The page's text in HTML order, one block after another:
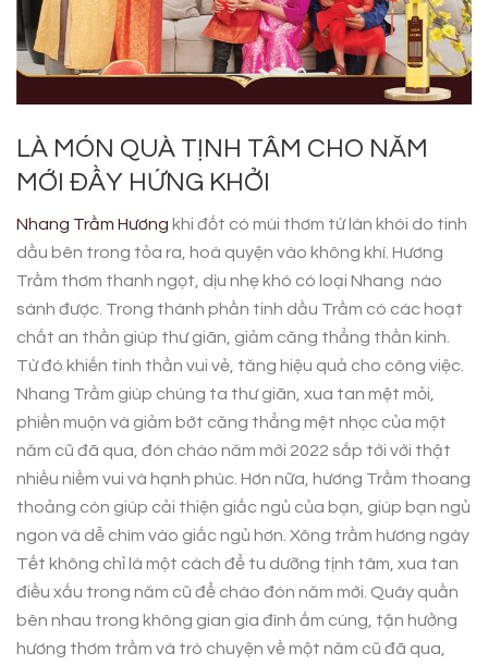
LÀ MÓN QUÀ TỊNH TÂM CHO NĂM
MỚI ĐẦY HỨNG KHỞI
Nhang Trầm Hương khi đốt có mùi thơm từ làn khói do tinh
dầu bên trong tỏa ra, hoà quyện vào không khí. Hương
Trầm thơm thanh ngọt, dịu nhẹ khó có loại Nhang nào
sánh được. Trong thành phần tinh dầu Trầm có các hoạt
chất an thần giúp thư giãn, giảm căng thẳng thần kinh.
Từ đó khiến tinh thần vui vẻ, tăng hiệu quả cho công việc.
Nhang Trầm giúp chúng ta thư giãn, xua tan mệt mỏi,
phiền muộn và giảm bớt căng thẳng mệt nhọc của một
năm cũ đã qua, đón chào năm mới 2022 sắp tới với thật
nhiều niềm vui và hạnh phúc. Hơn nữa, hương Trầm thoang
thoảng còn giúp cải thiện giấc ngủ của bạn, giúp bạn ngủ
ngon và dễ chìm vào giấc ngủ hơn. Xông trầm hương ngày
Tết không chỉ là một cách để tu dưỡng tịnh tâm, xua tan
điều xấu trong năm cũ để chào đón năm mới. Quây quần
bên nhau trong không gian gia đình ấm cúng, tận hưởng
hương thơm trầm và trò chuyện về một năm cũ đã qua,